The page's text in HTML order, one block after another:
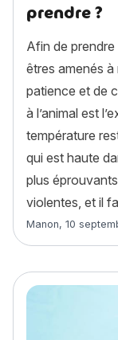
prendre ?
Afin de
êtres amenés
patience et de
à l’animal est
température
qui est haute
plus
violentes, et il
Article rédigé par
Manon, 10